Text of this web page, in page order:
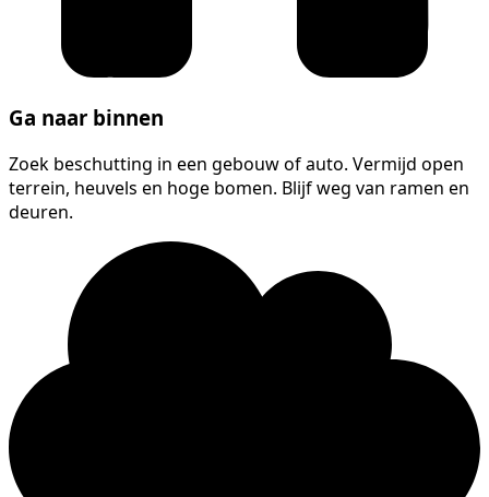
Ga naar binnen
Zoek beschutting in een gebouw of auto. Vermijd open
terrein, heuvels en hoge bomen. Blijf weg van ramen en
deuren.